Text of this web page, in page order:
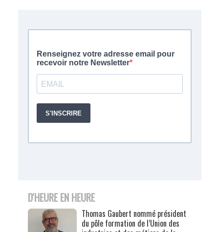
D'HEURE EN HEURE
Thomas Gaubert nommé président
du pôle formation de l’Union des